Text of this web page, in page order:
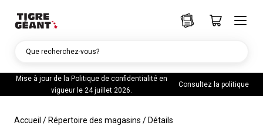
Mise à jour de la Politique de confidentialité en
vigueur le 24 juillet 2026.
Consultez la politique
Que recherchez-vous?
Accueil / Répertoire des magasins / Détails